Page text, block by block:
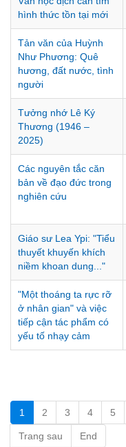
hình thức tồn tại mới
Tản văn của Huỳnh
Như Phương: Quê
hương, đất nước, tình
người
Tưởng nhớ Lê Ký
Thương (1946 –
2025)
Các nguyên tắc căn
bản về đạo đức trong
nghiên cứu
Giáo sư Lea Ypi: "Tiểu
thuyết khuyến khích
niềm khoan dung..."
"Một thoáng ta rực rỡ
ở nhân gian" và việc
tiếp cận tác phẩm có
yếu tố nhạy cảm
1 2 3 4 5
Trang sau End